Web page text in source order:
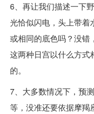
6、再让我们描述一下
光恰似闪电，头上带着
或相同的底色吗？
这两种日宫以什么方式
的。
7、大多数情况下，预
等，没准还要依据摩羯